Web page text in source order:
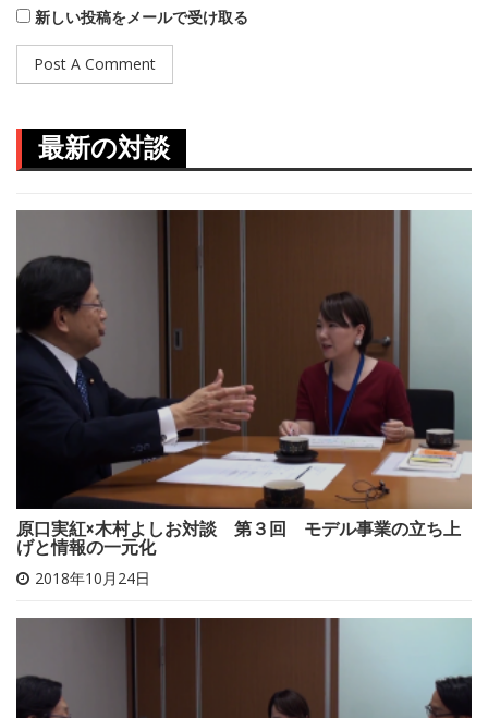
新しい投稿をメールで受け取る
最新の対談
原口実紅×木村よしお対談 第３回 モデル事業の立ち上
げと情報の一元化
2018年10月24日